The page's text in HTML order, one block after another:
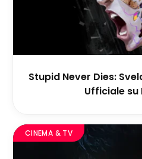
Stupid Never Dies:
Ufficiale su
CINEMA & TV